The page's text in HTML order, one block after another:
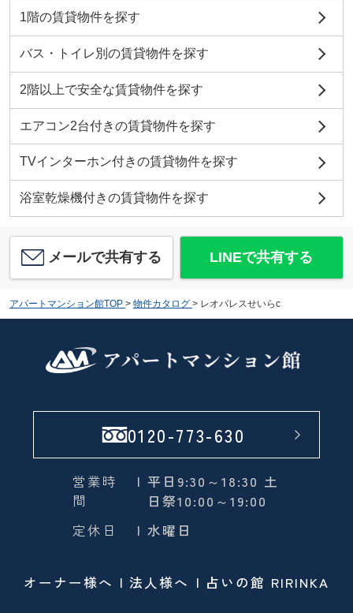
1階の賃貸物件を探す
バス・トイレ別の賃貸物件を探す
2階以上で安全な賃貸物件を探す
エアコン2台付きの賃貸物件を探す
TVインターホン付きの賃貸物件を探す
浴室乾燥機付きの賃貸物件を探す
メールで共有する LINEで共有する
アパートマンション館TOP > 物件カタログ > レオパレスせいらc
0120-773-630
営業時
間
| 平日9:30～18:30 土
日祭10:00～19:00
定休日
| 水曜日
オーナー様へ 法人様へ 占いの館 RIRINKA